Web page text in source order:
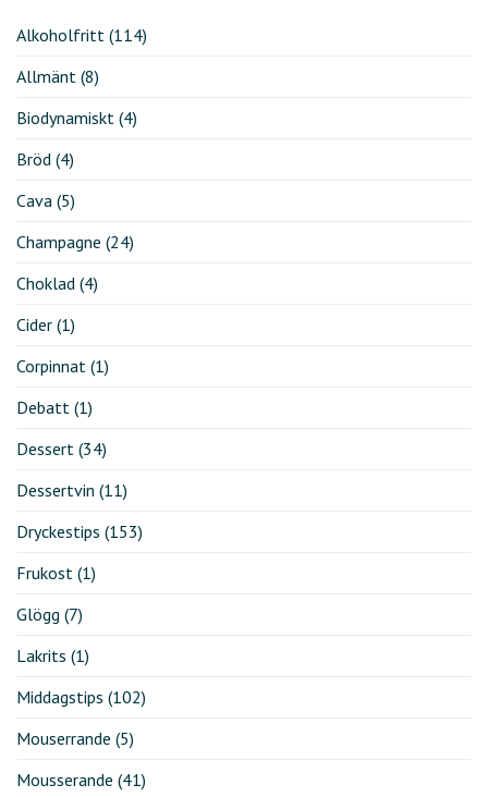
Alkoholfritt (114)
Allmänt (8)
Biodynamiskt (4)
Bröd (4)
Cava (5)
Champagne (24)
Choklad (4)
Cider (1)
Corpinnat (1)
Debatt (1)
Dessert (34)
Dessertvin (11)
Dryckestips (153)
Frukost (1)
Glögg (7)
Lakrits (1)
Middagstips (102)
Mouserrande (5)
Mousserande (41)